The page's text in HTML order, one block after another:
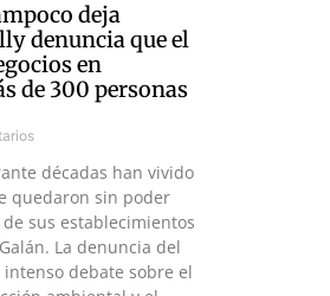
deja
denuncia que el
en
de 300 personas
décadas han vivido
quedaron sin poder
sus establecimientos
La denuncia del
debate sobre el